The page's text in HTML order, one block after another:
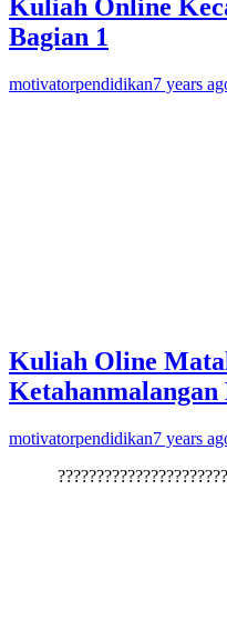
Kuliah Online
Bagian 1
motivatorpendidikan7 years
Kuliah Oline
Ketahanmalangan
motivatorpendidikan7 years